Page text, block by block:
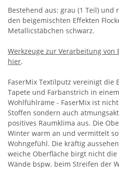
Bestehend aus: grau (1 Teil) und
den beigemischten Effekten
Metallicstäbchen schwarz.
Werkzeuge zur Verarbeitung
hier.
FaserMix Textilputz vereinigt die
Tapete und Farbanstrich in
Wohlfühlräme - FaserMix ist
Stoffen sondern auch
positives Raumklima aus. Die
Winter warm an und vermittelt
Wohngefühl. Die kräftig
weiche Oberfläche birgt nicht
Wände bspw. beim Streifen der